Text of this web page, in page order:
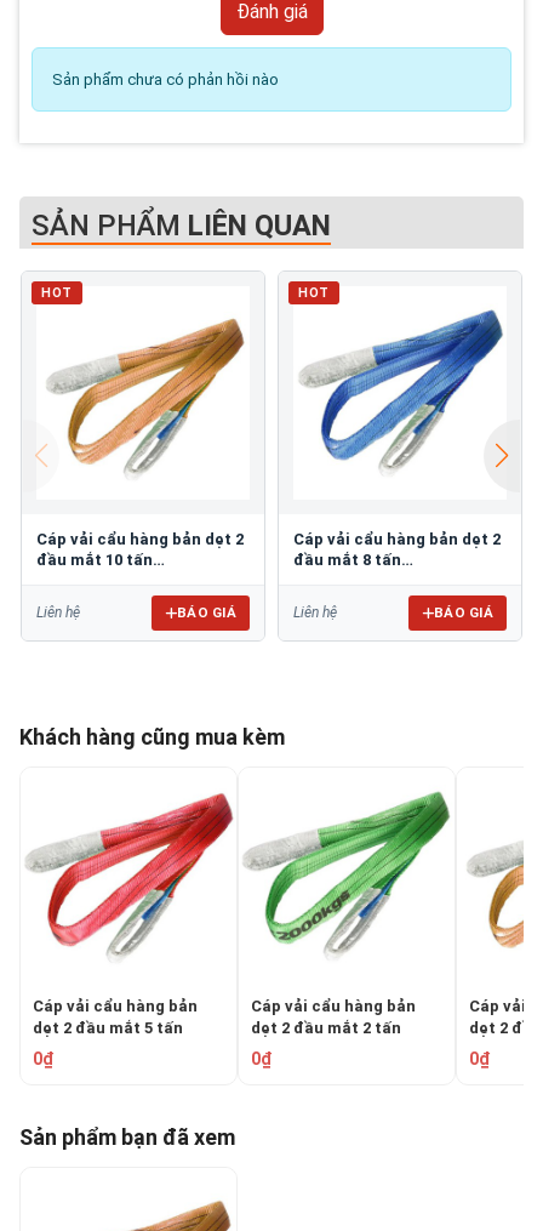
Sản phẩm chưa có phản hồi nào
SẢN PHẨM LIÊN QUAN
HOT
Cáp vải cẩu hàng bản dẹt 2
đầu mắt 10 tấn
Liên hệ BÁO GIÁ
HOT
Cáp vải cẩu hàng bản dẹt 2
đầu mắt 8 tấn
Liên hệ BÁO GIÁ
Khách hàng cũng mua kèm
Cáp vải cẩu hàng bản
dẹt 2 đầu mắt 5 tấn
EASTERN/Hàn Quốc
0₫
Cáp vải cẩu hàng bản
dẹt 2 đầu mắt 2 tấn
EASTERN/Hàn Quốc
0₫
Cáp vải
dẹt 2
0₫
Sản phẩm bạn đã xem